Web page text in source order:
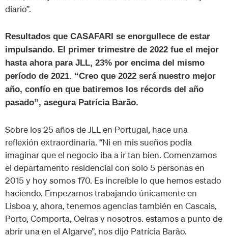
diario”.
Resultados que CASAFARI se enorgullece de estar
impulsando. El primer trimestre de 2022 fue el mejor
hasta ahora para JLL, 23% por encima del mismo
período de 2021. “Creo que 2022 será nuestro mejor
año, confío en que batiremos los récords del año
pasado”, asegura Patrícia Barão.
Sobre los 25 años de JLL en Portugal, hace una
reflexión extraordinaria. “Ni en mis sueños podía
imaginar que el negocio iba a ir tan bien. Comenzamos
el departamento residencial con solo 5 personas en
2015 y hoy somos 170. Es increíble lo que hemos estado
haciendo. Empezamos trabajando únicamente en
Lisboa y, ahora, tenemos agencias también en Cascais,
Porto, Comporta, Oeiras y nosotros. estamos a punto de
abrir una en el Algarve”, nos dijo Patrícia Barão.